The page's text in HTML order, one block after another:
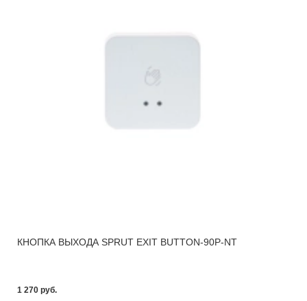
КНОПКА ВЫХОДА SPRUT EXIT BUTTON-90P-NT
1 270 pуб.